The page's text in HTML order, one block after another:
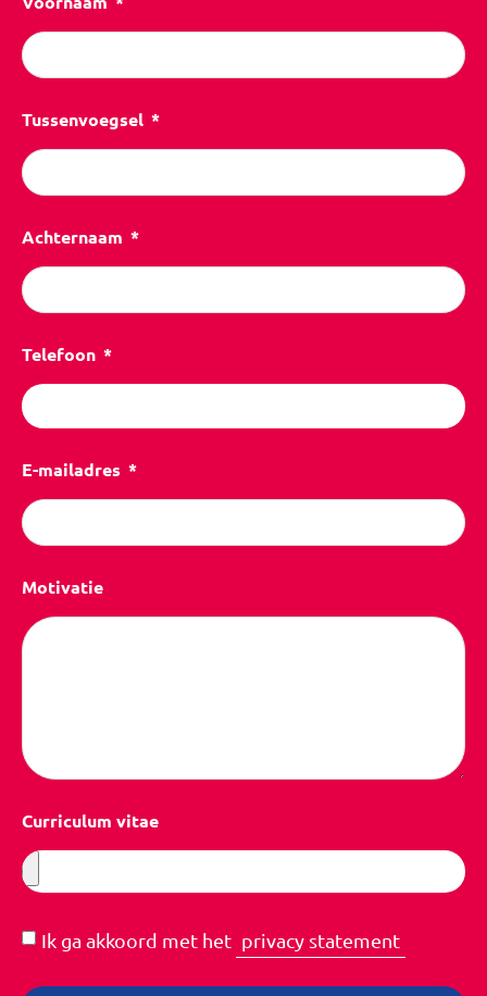
Tussenvoegsel
Achternaam
Telefoon
E-mailadres
Motivatie
Curriculum vitae
Ik ga akkoord met het privacy statement